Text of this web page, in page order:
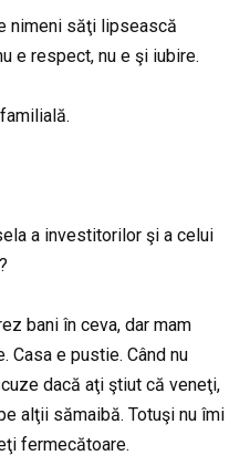
nimeni săţi lipsească
e respect, nu e şi iubire.
a investitorilor şi a celui
bani în ceva, dar mam
Casa e pustie. Când nu
dacă aţi ştiut că veneţi,
alţii sămaibă. Totuşi nu îmi
fermecătoare.